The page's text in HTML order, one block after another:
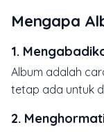
Mengapa
1.
Album adalah
tetap ada untuk
2.